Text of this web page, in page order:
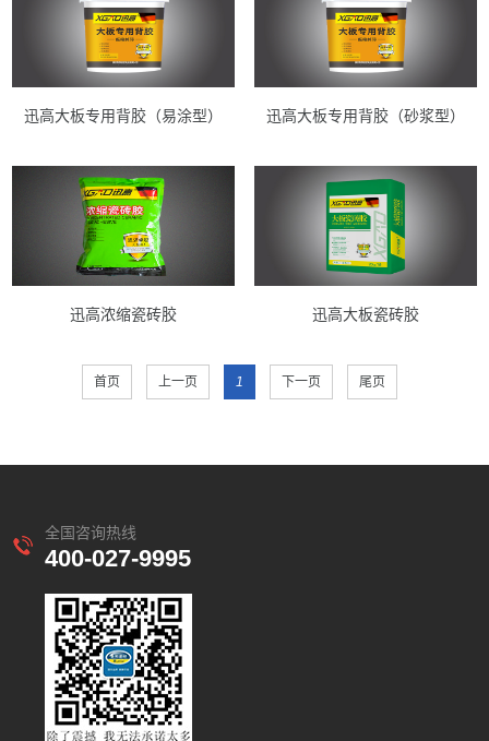
迅高大板专用背胶（易涂型） 迅高大板专用背胶（砂浆型）
迅高浓缩瓷砖胶 迅高大板瓷砖胶
首页 上一页 1 下一页 尾页
全国咨询热线
400-027-9995